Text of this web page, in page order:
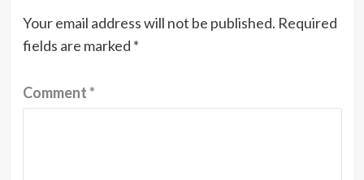
Your email address will not be published. Required
fields are marked *
Comment*